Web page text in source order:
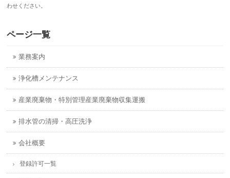
わせください。
ページ一覧
業務案内
浄化槽メンテナンス
産業廃棄物・特別管理産業廃棄物収集運搬
排水管の清掃・高圧洗浄
会社概要
登録許可一覧